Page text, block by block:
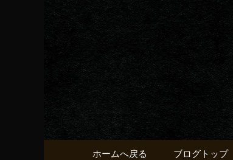
京都・
献うる
京都・五条烏丸の町
コンテンツへ移動
ホームへ戻る ブログトップ